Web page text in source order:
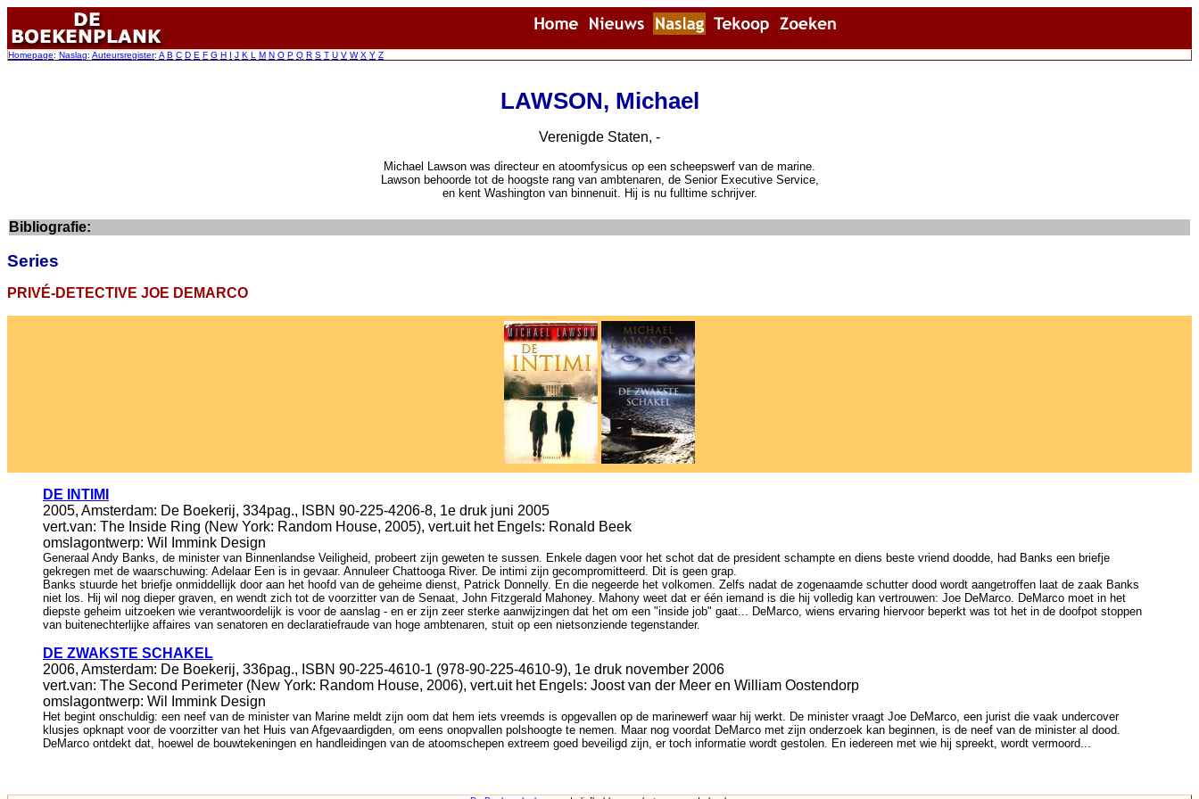
Homepage: Naslag: Auteursregister: A B C D E F G H I J K L M N O P Q R S T U V W X Y Z
LAWSON, Michael
Verenigde Staten, -
Michael Lawson was directeur en atoomfysicus op een scheepswerf van de marine.
Lawson behoorde tot de hoogste rang van ambtenaren, de Senior Executive Service,
en kent Washington van binnenuit. Hij is nu fulltime schrijver.
Bibliografie:
Series
PRIVÉ-DETECTIVE JOE DEMARCO
DE INTIMI
2005, Amsterdam: De Boekerij, 334pag., ISBN 90-225-4206-8, 1e druk juni 2005
vert.van: The Inside Ring (New York: Random House, 2005), vert.uit het Engels: Ronald Beek
omslagontwerp: Wil Immink Design
Generaal Andy Banks, de minister van Binnenlandse Veiligheid, probeert zijn geweten te sussen. Enkele dagen voor het schot dat de president schampte en diens beste vriend doodde, had Banks een briefje
gekregen met de waarschuwing: Adelaar Een is in gevaar. Annuleer Chattooga River. De intimi zijn gecompromitteerd. Dit is geen grap.
Banks stuurde het briefje onmiddellijk door aan het hoofd van de geheime dienst, Patrick Donnelly. En die negeerde het volkomen. Zelfs nadat de zogenaamde schutter dood wordt aangetroffen laat de zaak Banks
niet los. Hij wil nog dieper graven, en wendt zich tot de voorzitter van de Senaat, John Fitzgerald Mahoney. Mahony weet dat er één iemand is die hij volledig kan vertrouwen: Joe DeMarco. DeMarco moet in het
diepste geheim uitzoeken wie verantwoordelijk is voor de aanslag - en er zijn zeer sterke aanwijzingen dat het om een "inside job" gaat... DeMarco, wiens ervaring hiervoor beperkt was tot het in de doofpot stoppen
van buitenechterlijke affaires van senatoren en declaratiefraude van hoge ambtenaren, stuit op een nietsonziende tegenstander.
DE ZWAKSTE SCHAKEL
2006, Amsterdam: De Boekerij, 336pag., ISBN 90-225-4610-1 (978-90-225-4610-9), 1e druk november 2006
vert.van: The Second Perimeter (New York: Random House, 2006), vert.uit het Engels: Joost van der Meer en William Oostendorp
omslagontwerp: Wil Immink Design
Het begint onschuldig: een neef van de minister van Marine meldt zijn oom dat hem iets vreemds is opgevallen op de marinewerf waar hij werkt. De minister vraagt Joe DeMarco, een jurist die vaak undercover
klusjes opknapt voor de voorzitter van het Huis van Afgevaardigden, om eens onopvallen polshoogte te nemen. Maar nog voordat DeMarco met zijn onderzoek kan beginnen, is de neef van de minister al dood.
DeMarco ontdekt dat, hoewel de bouwtekeningen en handleidingen van de atoomschepen extreem goed beveiligd zijn, er toch informatie wordt gestolen. En iedereen met wie hij spreekt, wordt vermoord...